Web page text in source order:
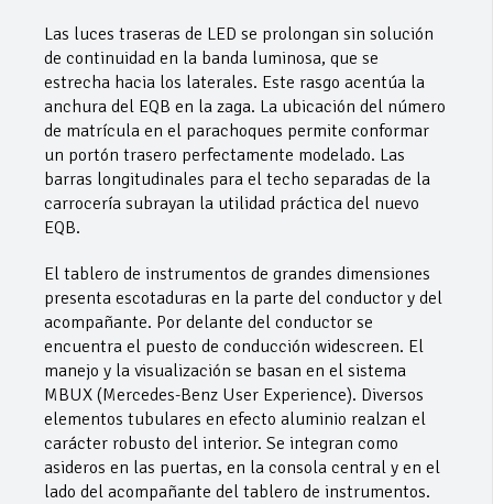
Las luces traseras de LED se prolongan sin solución
de continuidad en la banda luminosa, que se
estrecha hacia los laterales. Este rasgo acentúa la
anchura del EQB en la zaga. La ubicación del número
de matrícula en el parachoques permite conformar
un portón trasero perfectamente modelado. Las
barras longitudinales para el techo separadas de la
carrocería subrayan la utilidad práctica del nuevo
EQB.
El tablero de instrumentos de grandes dimensiones
presenta escotaduras en la parte del conductor y del
acompañante. Por delante del conductor se
encuentra el puesto de conducción widescreen. El
manejo y la visualización se basan en el sistema
MBUX (Mercedes-Benz User Experience). Diversos
elementos tubulares en efecto aluminio realzan el
carácter robusto del interior. Se integran como
asideros en las puertas, en la consola central y en el
lado del acompañante del tablero de instrumentos.